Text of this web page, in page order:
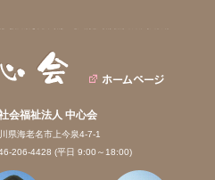
会福祉法人 中心会
県海老名市上今泉4-7-1
206-4428 (平日 9:00～18:00)